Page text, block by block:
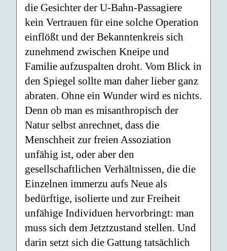
die Gesichter der U-Bahn-Passagiere
kein Vertrauen für eine solche Operation
einflößt und der Bekanntenkreis sich
zunehmend zwischen Kneipe und
Familie aufzuspalten droht. Vom Blick in
den Spiegel sollte man daher lieber ganz
abraten. Ohne ein Wunder wird es nichts.
Denn ob man es misanthropisch der
Natur selbst anrechnet, dass die
Menschheit zur freien Assoziation
unfähig ist, oder aber den
gesellschaftlichen Verhältnissen, die die
Einzelnen immerzu aufs Neue als
bedürftige, isolierte und zur Freiheit
unfähige Individuen hervorbringt: man
muss sich dem Jetztzustand stellen. Und
darin setzt sich die Gattung tatsächlich